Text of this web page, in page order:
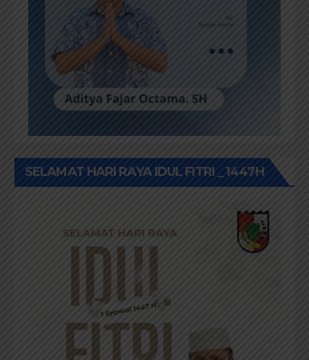
SELAMAT HARI RAYA IDUL FITRI _ 1447H